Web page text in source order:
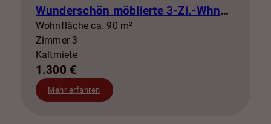
Wunderschön möblierte 3-Zi.-Whng mit Balkon zur Miete! SZ-Lebenstedt
Wohnfläche ca. 90 m²
Zimmer 3
Kaltmiete
1.300 €
Mehr erfahren